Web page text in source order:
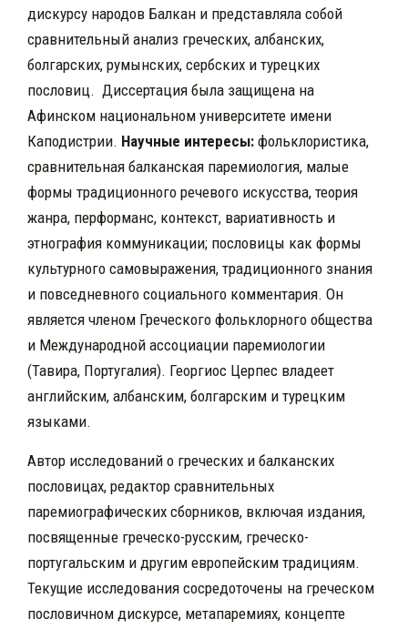
дискурсу народов Балкан и представляла собой
сравнительный анализ греческих, албанских,
болгарских, румынских, сербских и турецких
пословиц. Диссертация была защищена на
Афинском национальном университете имени
Каподистрии. Научные интересы: фольклористика,
сравнительная балканская паремиология, малые
формы традиционного речевого искусства, теория
жанра, перформанс, контекст, вариативность и
этнография коммуникации; пословицы как формы
культурного самовыражения, традиционного знания
и повседневного социального комментария. Он
является членом Греческого фольклорного общества
и Международной ассоциации паремиологии
(Тавира, Португалия). Георгиос Церпес владеет
английским, албанским, болгарским и турецким
языками.
Автор исследований о греческих и балканских
пословицах, редактор сравнительных
паремиографических сборников, включая издания,
посвященные греческо-русским, греческо-
португальским и другим европейским традициям.
Текущие исследования сосредоточены на греческом
пословичном дискурсе, метапаремиях, концепте